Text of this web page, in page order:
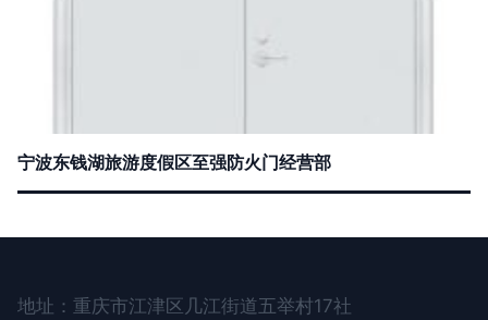
宁波东钱湖旅游度假区至强防火门经营部
地址：重庆市江津区几江街道五举村17社